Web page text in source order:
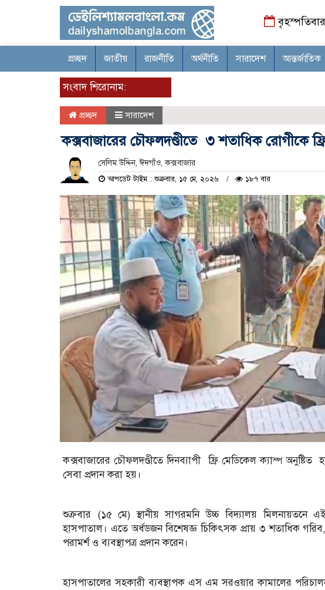
প্রচ্ছদ জাতীয় রাজনীতি অর্থনীতি সারাদেশ আন্তর্জাতিক
সংবাদ শিরোনাম:
প্রচ্ছদ সারাদেশ
কক্সবাজারের চৌফলদণ্ডীতে ৩ শতাধিক রোগীকে ফ্রি
সেলিম উদ্দিন, ঈদগাঁও, কক্সবাজার
আপডেট টাইম : শুক্রবার, ১৫ মে, ২০২৬ ১৮৭ বার
কক্সবাজারের চৌফলদণ্ডীতে দিনব্যাপী ফ্রি মেডিকেল ক্যাম্প
সেবা প্রদান করা হয়।
শুক্রবার (১৫ মে) স্থানীয় সাগরমনি উচ্চ বিদ্যালয়
হাসপাতাল। এতে অর্ধডজন বিশেষজ্ঞ চিকিৎসক প্রায় ৩ শতাধিক গরিব,
পরামর্শ ও ব্যবস্থাপত্র প্রদান করেন।
হাসপাতালের সহকারী ব্যবস্থাপক এস এম সরওয়ার কামালের